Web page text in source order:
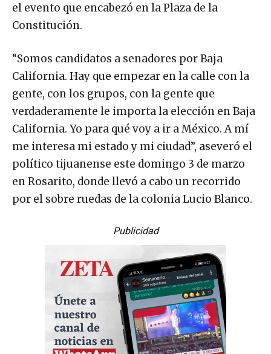
el evento que encabezó en la Plaza de la
Constitución.
“Somos candidatos a senadores por Baja
California. Hay que empezar en la calle con la
gente, con los grupos, con la gente que
verdaderamente le importa la elección en Baja
California. Yo para qué voy a ir a México. A mí
me interesa mi estado y mi ciudad”, aseveró el
político tijuanense este domingo 3 de marzo
en Rosarito, donde llevó a cabo un recorrido
por el sobre ruedas de la colonia Lucio Blanco.
Publicidad